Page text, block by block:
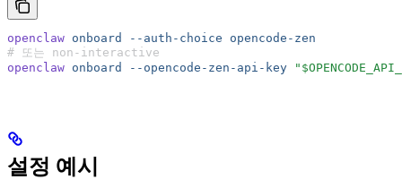
openclaw onboard --auth-choice opencode-zen
# 또는 non-interactive
openclaw onboard --opencode-zen-api-key
설정 예시